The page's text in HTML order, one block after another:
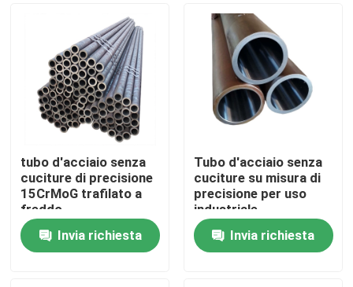
Giro della fabbrica
Controllo di qualità
Richieda una citazione
Parti della fornace della caldaia
tubo d'acciaio senza
cuciture di precisione
15CrMoG trafilato a
freddo
Invia richiesta
Tubo d'acciaio senza
cuciture su misura di
precisione per uso
industriale
Invia richiesta